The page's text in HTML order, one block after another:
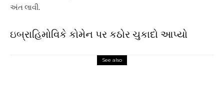
અંત લાવી.
ઇબ્રાહિમોવિકે કોમેન પર કઠોર ચુકાદો આપ્યો
See also